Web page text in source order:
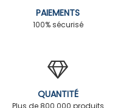
PAIEMENTS
100% sécurisé
QUANTITÉ
Plus de 800.000 produits